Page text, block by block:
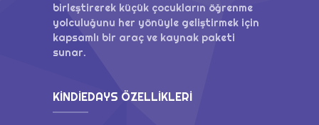
birleştirerek küçük çocukların öğrenme
yolculuğunu her yönüyle geliştirmek için
kapsamlı bir araç ve kaynak paketi
sunar.
KINDIEDAYS ÖZELLIKLERI